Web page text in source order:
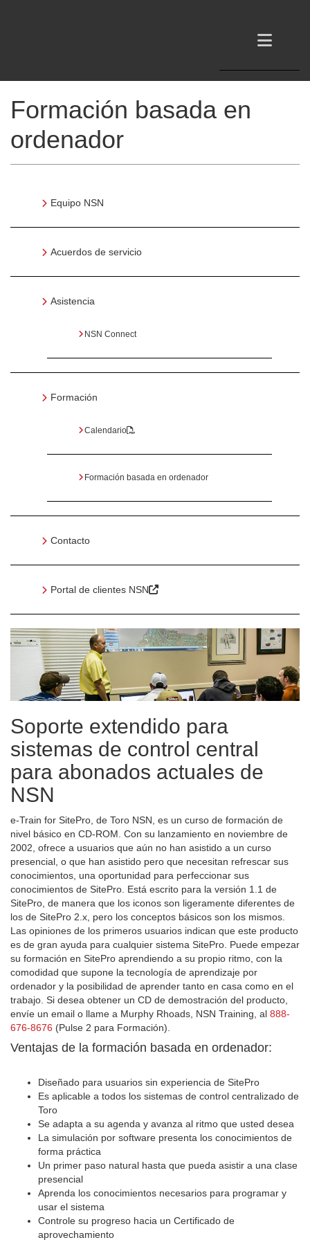
Formación basada en
ordenador
Equipo NSN
Acuerdos de servicio
Asistencia
NSN Connect
Formación
Calendario
Formación basada en ordenador
Contacto
Portal de clientes NSN
Soporte extendido para
sistemas de control central
para abonados actuales de
NSN
e-Train for SitePro, de Toro NSN, es un curso de formación de
nivel básico en CD-ROM. Con su lanzamiento en noviembre de
2002, ofrece a usuarios que aún no han asistido a un curso
presencial, o que han asistido pero que necesitan refrescar sus
conocimientos, una oportunidad para perfeccionar sus
conocimientos de SitePro. Está escrito para la versión 1.1 de
SitePro, de manera que los iconos son ligeramente diferentes de
los de SitePro 2.x, pero los conceptos básicos son los mismos.
Las opiniones de los primeros usuarios indican que este producto
es de gran ayuda para cualquier sistema SitePro. Puede empezar
su formación en SitePro aprendiendo a su propio ritmo, con la
comodidad que supone la tecnología de aprendizaje por
ordenador y la posibilidad de aprender tanto en casa como en el
trabajo. Si desea obtener un CD de demostración del producto,
envíe un email o llame a Murphy Rhoads, NSN Training, al 888-
676-8676 (Pulse 2 para Formación).
Ventajas de la formación basada en ordenador:
Diseñado para usuarios sin experiencia de SitePro
Es aplicable a todos los sistemas de control centralizado de
Toro
Se adapta a su agenda y avanza al ritmo que usted desea
La simulación por software presenta los conocimientos de
forma práctica
Un primer paso natural hasta que pueda asistir a una clase
presencial
Aprenda los conocimientos necesarios para programar y
usar el sistema
Controle su progreso hacia un Certificado de
aprovechamiento